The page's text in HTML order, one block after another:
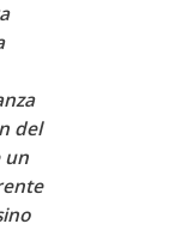
del
un